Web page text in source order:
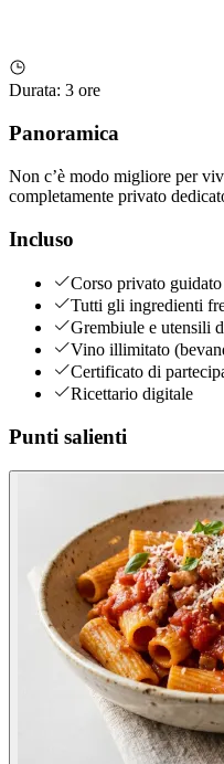
Durata: 3 ore
Panoramica
Non c’è modo migliore per
completamente privato
Incluso
Corso privato
Tutti gli ingredienti
Grembiule e utensili
Vino illimitato
Certificato di
Ricettario digitale
Punti salienti